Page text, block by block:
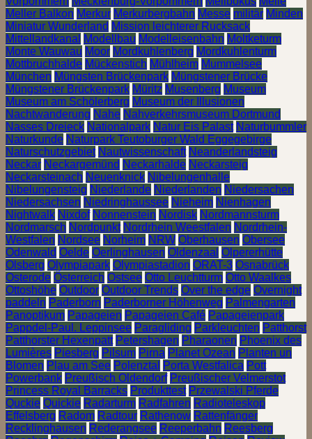
Meller Balkon Merkur Merkurbergbahn Messe militär Minden
Miniatur Wunderland Mission leichterer Rucksack
Mittellandkanal
Modellbau Modelleisenbahn Moltketurm
Monte Wauwau Moor Mordkuhlenberg Mordkuhlenturm
Mottbruchhalde Mückenstich Mühlheim Mummelsee
München Müngsten Brückenpark Müngstener Brücke
Müngstener Brückenpark Müritz Musenberg Museum
Museum am Schölerberg Museum der Illusionen
Nachtwanderung Nahe Nahverkehrsmuseum Dortmund
Nasses Dreieck Nationalpark Natur Eis Palast Naturbummler
Naturkunde Naturpark Teutoburger Wald Eggegebirge
Naturschutzgebiet Nautwissenschaft Neanderlandsteig
Neckar Neckargemünd Neckarhalde Neckarsteig
Neckarsteinach Neuenknick Nibelungenhalle
Nibelungensteig Niederlande Niederlanden Niedersachen
Niedersachsen Niedringhaussee Nieheim Nienhagen
Nightwalk Nixdof Nonnenstein Nordisk Nordmannsturm
Nordmarsch Nordpunkt Nordrhein Weestfalen Nordrhein-
Westfalen Nordsee Norheim NRW Oberhausen Obersee
Odenwald Oelde Oerlinghausen Oldenzaal Olpererhütte
Olsberg Olympiapark Olympiastadion ORAT-3 Osnabrück
Osterode Österreich Ostsee Otto Leuchtturm Otto Waalkes
Ottoshöhe Outdoor Outdoor Trends Over the edge Overnight
paddeln Paderborn Paderborner Höhenweg Palmengarten
Panoptikum Papageien Papageien Café Papageienpark
Pappdel-Paul. Leppinsee Paragliding Parkleuchten Patthorst
Patthorster Hexenpatt Petershagen Pharaonen Phoenix des
Lumières Piesberg Pilsum Pirna Planet Ozean Planten un
Blomen Plau am See Polenztal Porta Westfalica Pott
Powerbank Preußisch Oldendorf Preußischer Velmerstot
Princess Royal Barracks Produkttest Przewalski Pferde
Quckie Quickie Radarturm Radfahren Radioteleskop
Effelsberg Radom Radtour Rathenow Rattenfänger
Recklinghausen Rederangsee Reeperbahn Reesberg